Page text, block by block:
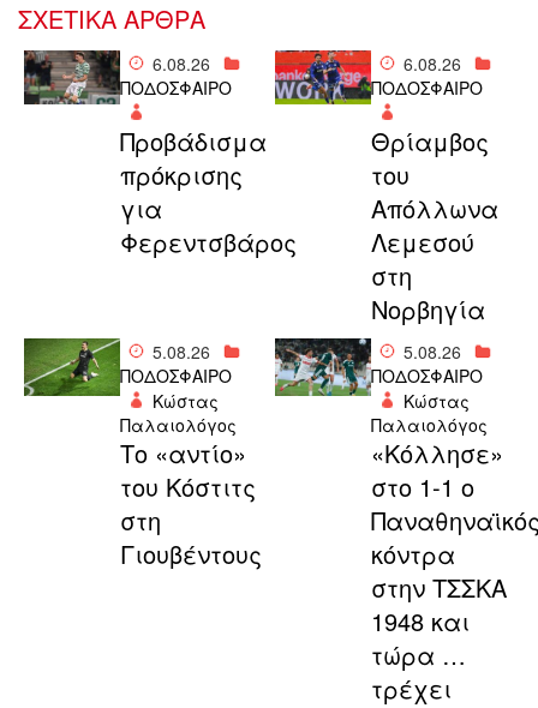
ΣΧΕΤΙΚΑ ΑΡΘΡΑ
6.08.26
ΠΟΔΟΣΦΑΙΡΟ
Προβάδισμα
πρόκρισης
για
Φερεντσβάρος
6.08.26
ΠΟΔΟΣΦΑΙΡΟ
Θρίαμβος
του
Απόλλωνα
Λεμεσού
στη
Νορβηγία
5.08.26
ΠΟΔΟΣΦΑΙΡΟ
Κώστας
Παλαιολόγος
Το «αντίο»
του Κόστιτς
στη
Γιουβέντους
5.08.26
ΠΟΔΟΣΦΑΙΡΟ
Κώστας
Παλαιολόγος
«Κόλλησε»
στο 1-1 ο
κόντρα
στην ΤΣΣΚΑ
1948 και
τώρα …
τρέχει